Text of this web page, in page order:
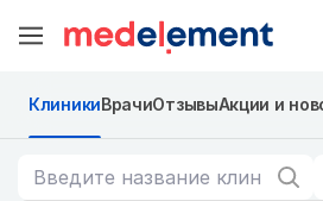
КлиникиВрачиОтзывыАкции и